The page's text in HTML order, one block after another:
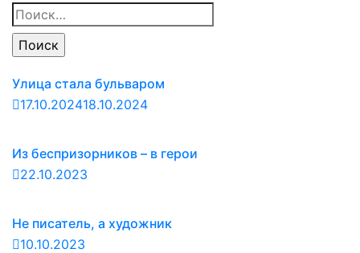
Найти:
Улица стала бульваром
17.10.202418.10.2024
Из беспризорников – в герои
22.10.2023
Не писатель, а художник
10.10.2023